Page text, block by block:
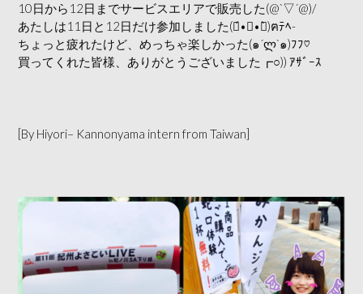
10日から12日までサービスエリアで販売した(@`▽´@)/
あたしは11日と12日だけ参加しました(๑́•∀•๑̀)ฅﾃﾍ-
ちょっと疲れたけど、めっちゃ楽しかった(๑´ლ`๑)ﾌﾌ♡
買ってくれた皆様、ありがとうございました┏○)) ｱｻﾞｰｽ
[By Hiyori– Kannonyama intern from Taiwan]